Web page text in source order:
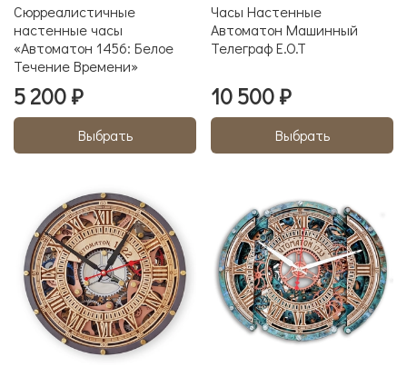
Сюрреалистичные
настенные часы
«Автоматон 1456: Белое
Течение Времени»
5 200 ₽
Выбрать
Часы Настенные
Автоматон Машинный
Телеграф E.O.T
10 500 ₽
Выбрать